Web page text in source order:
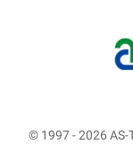
© 1997 - 2026 AS-